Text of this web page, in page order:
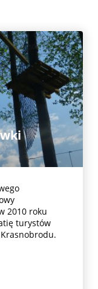
2010 roku
turystów